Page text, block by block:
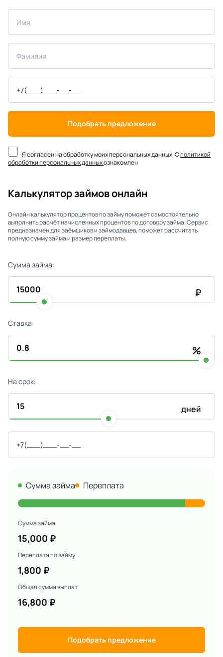
Подобрать предложение
Я согласен на обработку моих персональных данных. Сполитикой
обработки персональных данныхознакомлен
Калькулятор займов онлайн
Онлайн калькулятор процентов по займу поможет самостоятельно
выполнить расчёт начисленных процентов по договору займа. Сервис
предназначен для заёмщиков и займодавцев, поможет рассчитать
полную сумму займа и размер переплаты.
Сумма займа:
₽
Ставка:
%
На срок:
дней
Сумма займа Переплата
Сумма займа
15,000 ₽
Переплата по займу
1,800 ₽
Общая сумма выплат
16,800 ₽
Подобрать предложение